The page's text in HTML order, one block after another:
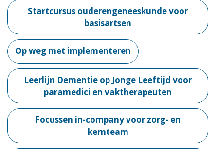
Startcursus ouderengeneeskunde voor
basisartsen
Op weg met implementeren
Leerlijn Dementie op Jonge Leeftijd voor
paramedici en vaktherapeuten
Focussen in-company voor zorg- en
kernteam